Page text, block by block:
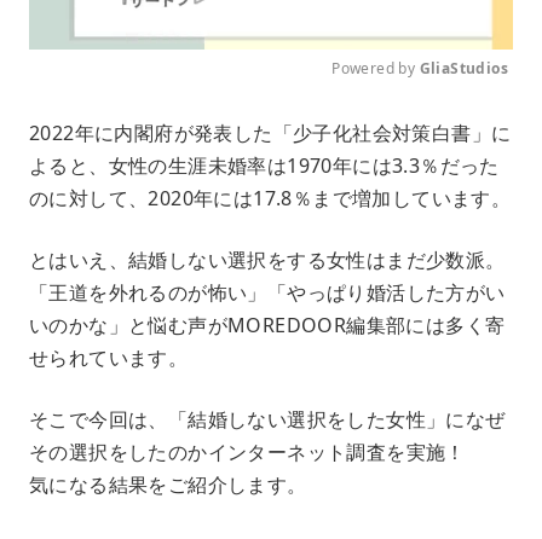
u
t
Powered by GliaStudios
2022年に内閣府が発表した「少子化社会対策白書」に
よると、女性の生涯未婚率は1970年には3.3％だった
のに対して、2020年には17.8％まで増加しています。
とはいえ、結婚しない選択をする女性はまだ少数派。
「王道を外れるのが怖い」「やっぱり婚活した方がい
いのかな」と悩む声がMOREDOOR編集部には多く寄
せられています。
そこで今回は、「結婚しない選択をした女性」になぜ
その選択をしたのかインターネット調査を実施！
気になる結果をご紹介します。